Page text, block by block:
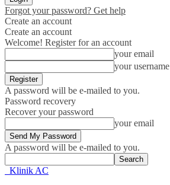
Forgot your password? Get help
Create an account
Create an account
Welcome! Register for an account
your email
your username
A password will be e-mailed to you.
Password recovery
Recover your password
your email
A password will be e-mailed to you.
Klinik AC